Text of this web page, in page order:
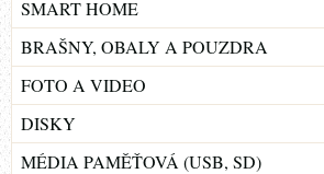
SMART HOME
BRAŠNY, OBALY A POUZDRA
FOTO A VIDEO
DISKY
MÉDIA PAMĚŤOVÁ (USB, SD)